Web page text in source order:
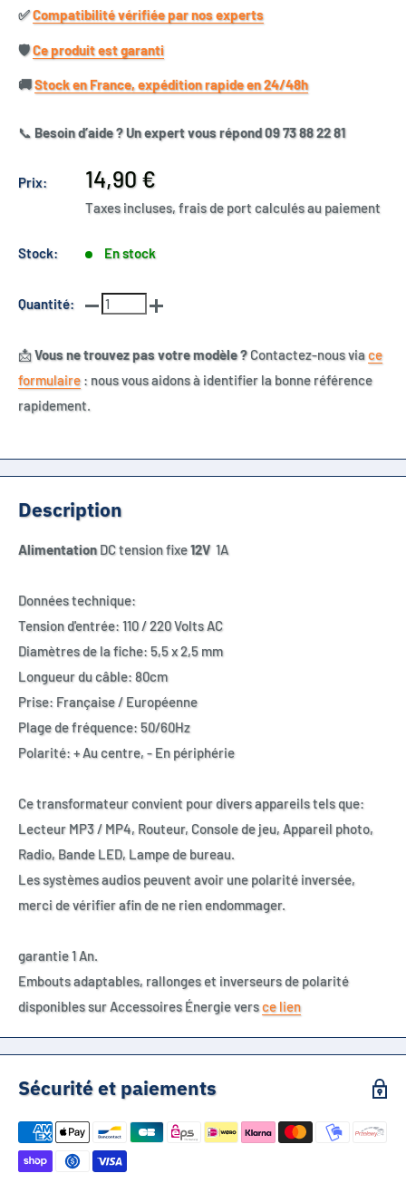
✅​Compatibilité vérifiée par nos experts
🛡️​Ce produit est garanti
🚚​Stock en France, expédition rapide en 24/48h
📞 Besoin d’aide ? Un expert vous répond 09 73 88 22 81
Prix:
Prix
réduit
14,90 €
Taxes incluses, frais de port calculés au paiement
Stock: En stock
Quantité:
📩Vous ne trouvez pas votre modèle ?Contactez-nous viace
formulaire : nous vous aidons à identifier la bonne référence
rapidement.
Description
AlimentationDC tension fixe12V1A
Données technique:
Tension d'entrée: 110 / 220 Volts AC
Diamètres de la fiche: 5,5 x 2,5 mm
Longueur du câble: 80cm
Prise: Française / Européenne
Plage de fréquence: 50/60Hz
Polarité: + Au centre, - En périphérie
Ce transformateur convient pour divers appareils tels que:
Lecteur MP3 / MP4, Routeur, Console de jeu, Appareil photo,
Radio, Bande LED, Lampe de bureau.
Les systèmes audios peuvent avoir une polarité inversée,
merci de vérifier afin de ne rien endommager.
garantie 1 An.
Embouts adaptables, rallonges et inverseurs de polarité
disponibles sur Accessoires Énergie versce lien
Sécurité et paiements